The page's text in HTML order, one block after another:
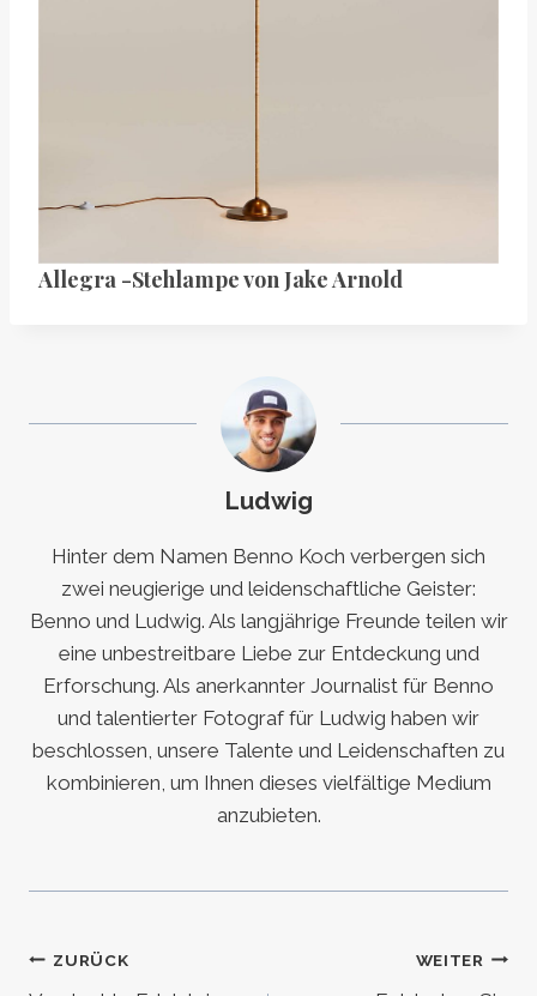
Allegra -Stehlampe von Jake Arnold
Ludwig
Hinter dem Namen Benno Koch verbergen sich
zwei neugierige und leidenschaftliche Geister:
Benno und Ludwig. Als langjährige Freunde teilen wir
eine unbestreitbare Liebe zur Entdeckung und
Erforschung. Als anerkannter Journalist für Benno
und talentierter Fotograf für Ludwig haben wir
beschlossen, unsere Talente und Leidenschaften zu
kombinieren, um Ihnen dieses vielfältige Medium
anzubieten.
Beitragsnavigation
ZURÜCK WEITER